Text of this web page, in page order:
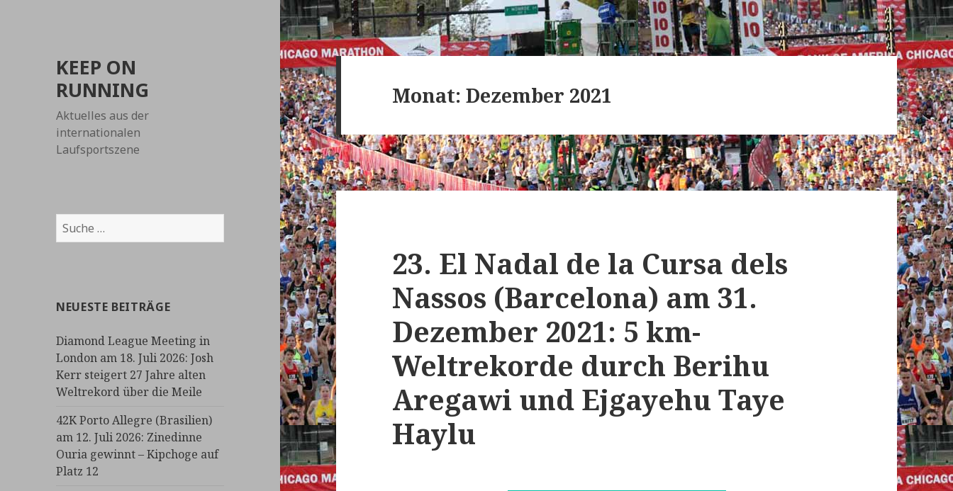
KEEP ON
RUNNING
Aktuelles aus der
internationalen
Laufsportszene
Suche
nach:
NEUESTE BEITRÄGE
Diamond League Meeting in
London am 18. Juli 2026: Josh
Kerr steigert 27 Jahre alten
Weltrekord über die Meile
42K Porto Allegre (Brasilien)
am 12. Juli 2026: Zinedinne
Ouria gewinnt – Kipchoge auf
Platz 12
Monat:Dezember 2021
23. El Nadal de la Cursa dels
Nassos (Barcelona) am 31.
Dezember 2021: 5 km-
Weltrekorde durch Berihu
Aregawi und Ejgayehu Taye
Haylu